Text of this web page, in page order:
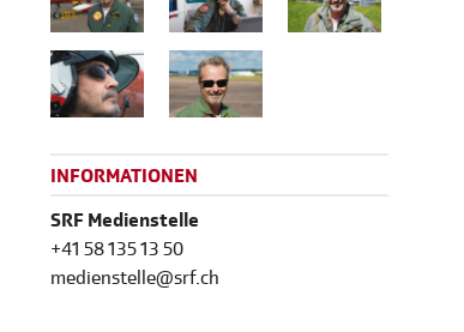
INFORMATIONEN
SRF Medienstelle
+41 58 135 13 50
medienstelle@srf.ch